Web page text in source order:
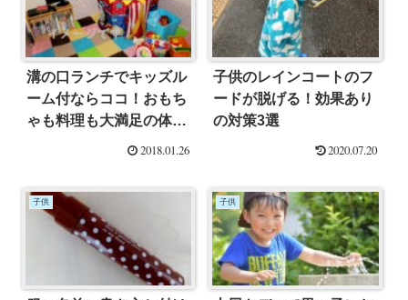
溝の口ランチでキッズル
ーム付ならココ！おもち
ゃも料理も大満足の体験
2018.01.26
子供のレインコートのフ
ードが脱げる！効果あり
の対策3選
2020.07.20
子供 子供